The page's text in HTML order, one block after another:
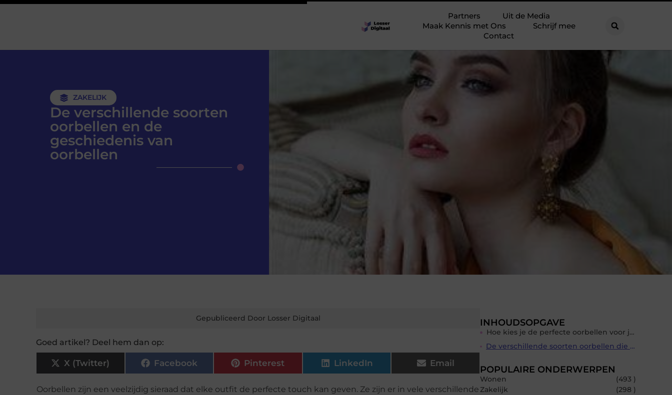
Partners
Uit de Media
Maak Kennis met Ons
Schrijf mee
Contact
ZAKELIJK
De verschillende soorten
oorbellen en de
geschiedenis van
oorbellen
Gepubliceerd Door Losser Digitaal
Goed artikel? Deel hem dan op:
X (Twitter) Facebook Pinterest LinkedIn Email
Oorbellen zijn een veelzijdig sieraad dat elke outfit de perfecte touch kan geven. Ze zijn er in vele verschillende
INHOUDSOPGAVE
Hoe kies je de perfecte oorbellen voor je outfit?
De verschillende soorten oorbellen die elke vrouw moet kennen
POPULAIRE ONDERWERPEN
Wonen
(493 )
Zakelijk
(298 )